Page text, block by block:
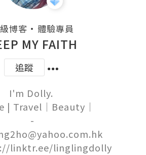
博客 ・ 體驗專員
MY FAITH
追蹤
I'm Dolly.
-
linktr.ee/linglingdolly